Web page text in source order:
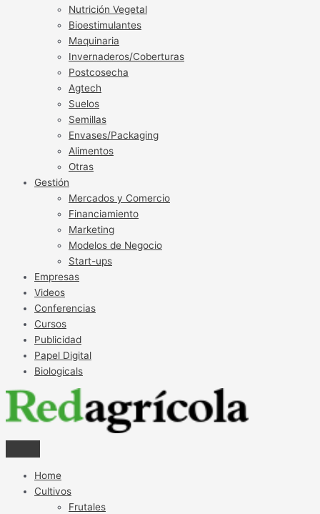
Nutrición Vegetal
Bioestimulantes
Maquinaria
Invernaderos/Coberturas
Postcosecha
Agtech
Suelos
Semillas
Envases/Packaging
Alimentos
Otras
Gestión
Mercados y Comercio
Financiamiento
Marketing
Modelos de Negocio
Start-ups
Empresas
Videos
Conferencias
Cursos
Publicidad
Papel Digital
Biologicals
Home
Cultivos
Frutales